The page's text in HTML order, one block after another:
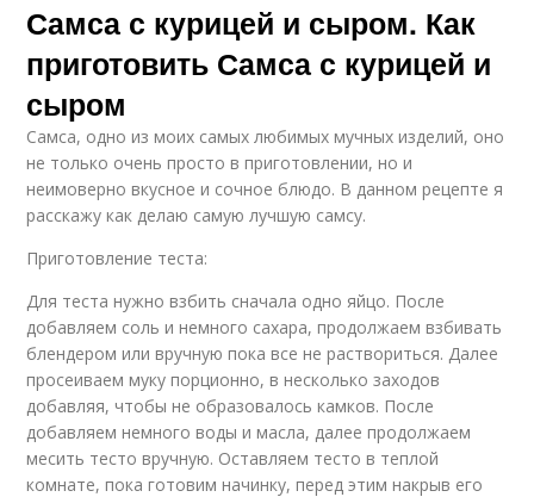
Самса с курицей и сыром. Как
приготовить Самса с курицей и
сыром
Самса, одно из моих самых любимых мучных изделий, оно
не только очень просто в приготовлении, но и
неимоверно вкусное и сочное блюдо. В данном рецепте я
расскажу как делаю самую лучшую самсу.
Приготовление теста:
Для теста нужно взбить сначала одно яйцо. После
добавляем соль и немного сахара, продолжаем взбивать
блендером или вручную пока все не раствориться. Далее
просеиваем муку порционно, в несколько заходов
добавляя, чтобы не образовалось камков. После
добавляем немного воды и масла, далее продолжаем
месить тесто вручную. Оставляем тесто в теплой
комнате, пока готовим начинку, перед этим накрыв его